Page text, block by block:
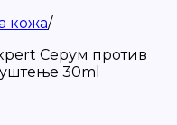
кожа/
Серум против
30ml